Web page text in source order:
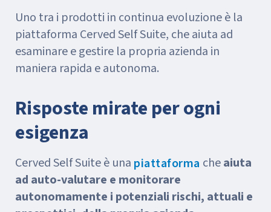
Uno tra i prodotti in continua evoluzione è la
piattaforma Cerved Self Suite, che aiuta ad
esaminare e gestire la propria azienda in
maniera rapida e autonoma.
Risposte mirate per ogni
esigenza
Cerved Self Suite è una piattaforma cheaiuta
ad auto-valutare e monitorare
autonomamente i potenziali rischi, attuali e